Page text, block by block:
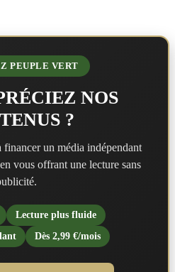
PEUPLE VERT
NOS
?
financer un média indépendant
vous offrant une lecture sans
Lecture plus fluide
Dès 2,99 €/mois